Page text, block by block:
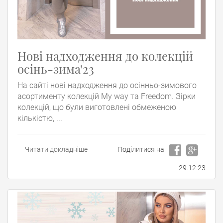
Нові надходження до колекцій
осінь-зима'23
На сайті нові надходження до осінньо-зимового
асортименту колекцій My way та Freedom. Зірки
колекцій, що були виготовлені обмеженою
кількістю, ...
Читати докладніше Поділитися на
29.12.23